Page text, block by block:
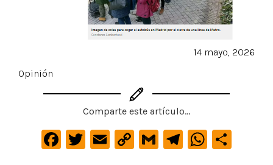
14 mayo, 2026
Opinión
Comparte este artículo...
F
T
E
C G Te W